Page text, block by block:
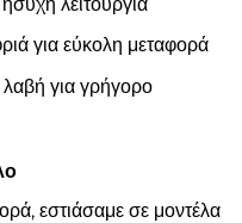
για εύκολη μεταφορά
για γρήγορο
εστιάσαμε σε μοντέλα